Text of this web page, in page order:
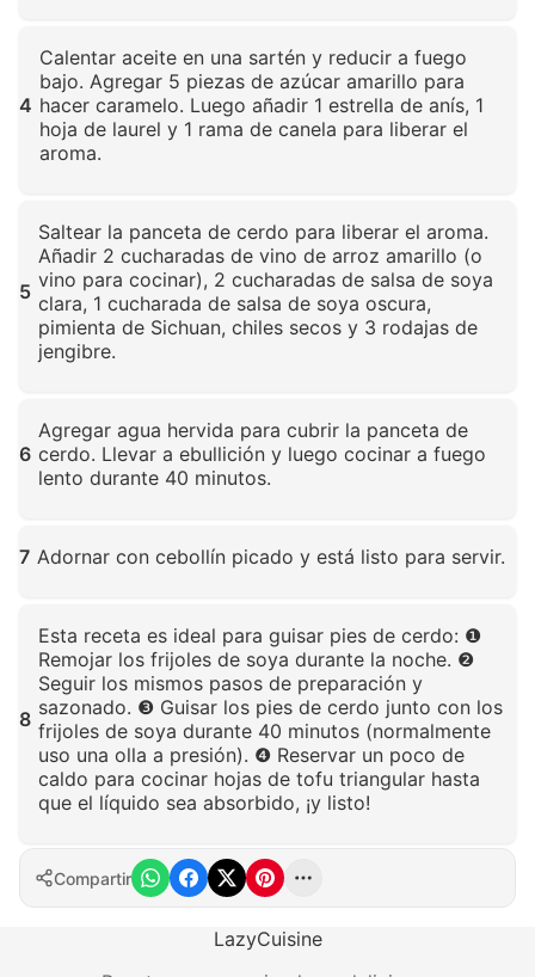
4
Calentar aceite en una sartén y reducir a fuego
bajo. Agregar 5 piezas de azúcar amarillo para
hacer caramelo. Luego añadir 1 estrella de anís, 1
hoja de laurel y 1 rama de canela para liberar el
aroma.
5
Saltear la panceta de cerdo para liberar el aroma.
Añadir 2 cucharadas de vino de arroz amarillo (o
vino para cocinar), 2 cucharadas de salsa de soya
clara, 1 cucharada de salsa de soya oscura,
pimienta de Sichuan, chiles secos y 3 rodajas de
jengibre.
6
Agregar agua hervida para cubrir la panceta de
cerdo. Llevar a ebullición y luego cocinar a fuego
lento durante 40 minutos.
7 Adornar con cebollín picado y está listo para servir.
8
Esta receta es ideal para guisar pies de cerdo: ❶
Remojar los frijoles de soya durante la noche. ❷
Seguir los mismos pasos de preparación y
sazonado. ❸ Guisar los pies de cerdo junto con los
frijoles de soya durante 40 minutos (normalmente
uso una olla a presión). ❹ Reservar un poco de
caldo para cocinar hojas de tofu triangular hasta
que el líquido sea absorbido, ¡y listo!
Haz clic para ampliar
Compartir
LazyCuisine